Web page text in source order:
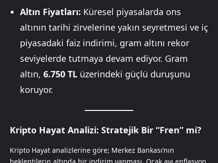
Altın Fiyatları: Küresel piyasalarda ons
altının tarihi zirvelerine yakın seyretmesi ve iç
piyasadaki faiz indirimi, gram altını rekor
seviyelerde tutmaya devam ediyor. Gram
altın, 6.750 TL üzerindeki güçlü duruşunu
koruyor.
Kripto Hayat Analizi: Stratejik Bir “Fren” mi?
Kripto Hayat analizlerine göre; Merkez Bankası’nın